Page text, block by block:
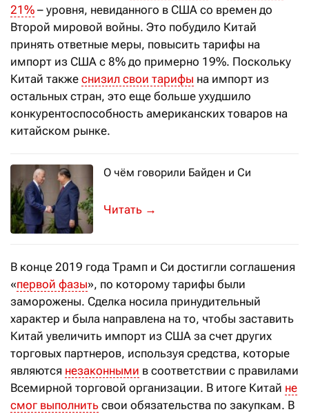
21% – уровня, невиданного в США со времен до
Второй мировой войны. Это побудило Китай
принять ответные меры, повысить тарифы на
импорт из США с 8% до примерно 19%. Поскольку
Китай также снизил свои тарифы на импорт из
остальных стран, это еще больше ухудшило
конкурентоспособность американских товаров на
китайском рынке.
О чём говорили Байден и Си
Президент США и председатель КНР
→
В конце 2019 года Трамп и Си достигли соглашения
«первой фазы», по которому тарифы были
заморожены. Сделка носила принудительный
характер и была направлена на то, чтобы заставить
Китай увеличить импорт из США за счет других
торговых партнеров, используя средства, которые
являются незаконными в соответствии с правилами
Всемирной торговой организации. В итоге Китай не
смог выполнить свои обязательства по закупкам. В